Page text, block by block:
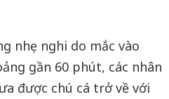
nhẹ nghi do mắc vào
gần 60 phút, các nhân
được chú cá trở về với